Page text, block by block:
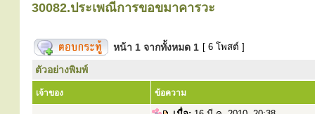
30082.ประเพณีการขอขมาคารวะ
หน้า 1 จากทั้งหมด 1 [ 6 โพสต์ ]
ตัวอย่างพิมพ์
เจ้าของ ข้อความ